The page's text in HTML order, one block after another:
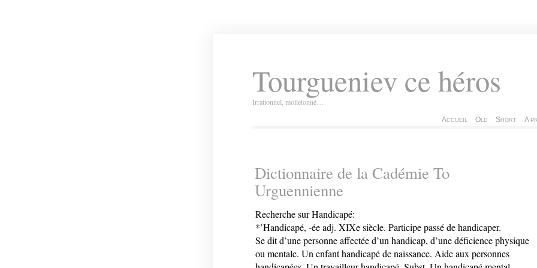
Tourgueniev ce héros
Irrationnel, molletonné…
Accueil Old Short A
Dictionnaire de la Cadémie To
Urguennienne
Recherche sur Handicapé:
*’Handicapé, -ée adj. XIXe siècle. Participe passé de handicaper.
Se dit d’une personne affectée d’un handicap, d’une déficience physique
ou mentale. Un enfant handicapé de naissance. Aide aux personnes